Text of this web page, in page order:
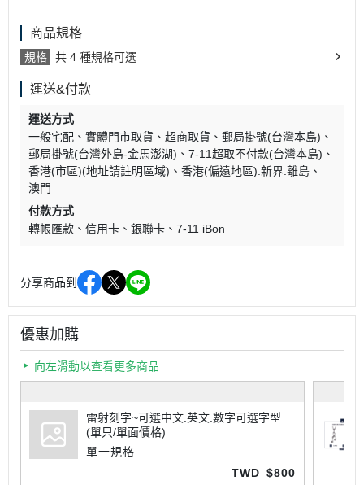
商品規格
規格 共 4 種規格可選
運送&付款
運送方式
一般宅配
實體門市取貨 超商取貨
郵局掛號(台灣本島)
郵局掛號(台灣外島-金馬澎湖)
7-11超取不付款(台灣本島)
香港(市區)(地址請註明區域)
香港(偏遠地區).新界.離島
澳門
付款方式
轉帳匯款
信用卡 銀聯卡 7-11 iBon
分享商品到
優惠加購
向左滑動以查看更多商品
雷射刻字~可選中文.英文.數字可選字型
(單只/單面價格)
單一規格
TWD $800